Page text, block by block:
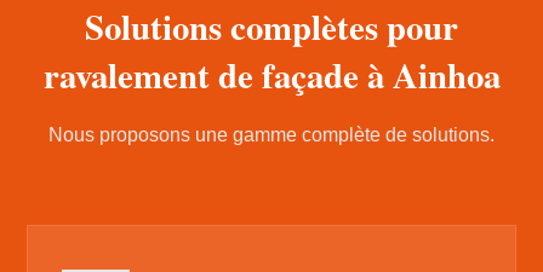
Solutions complètes pour
ravalement de façade à Ainhoa
Nous proposons une gamme complète de solutions.